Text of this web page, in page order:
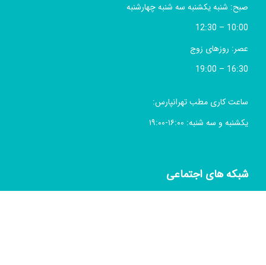
صبح: شنبه یکشنبه سه شنبه چهارشنبه
10:00 – 12:30
عصر: روزهای زوج
16:30 – 19:00
ساعت کاری مطب تهرانپارس:
یکشنبه و سه شنبه: ۱۶:۰۰-۱۹:۰۰
شبکه های اجتماعی